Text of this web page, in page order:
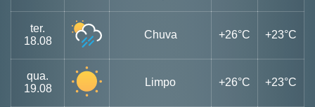
ter.
18.08
Chuva +26°C +23°C
qua.
19.08
Limpo +26°C +23°C